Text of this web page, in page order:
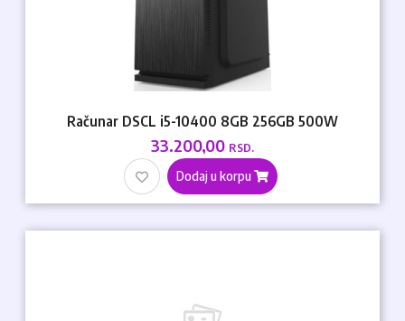
Računar DSCL i5-10400 8GB 256GB 500W
33.200,00 RSD.
Dodaj u korpu